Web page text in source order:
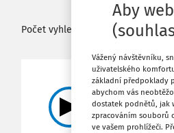
Počet vyhledaných dokumentů:2
JUDIKATURA
Kamerové
Ing. Michael
Aby
Vážený návštěvníku,
uživatelského
základní předpoklady
abychom vás
dostatek podnětů, jak
zpracováním souborů
ve vašem prohlížeči.